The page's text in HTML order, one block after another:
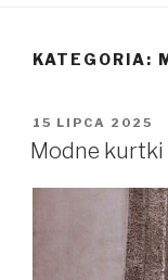
KATEGORIA:
OPUBLIKOWANE
W
15 LIPCA 2025
Modne kurtki